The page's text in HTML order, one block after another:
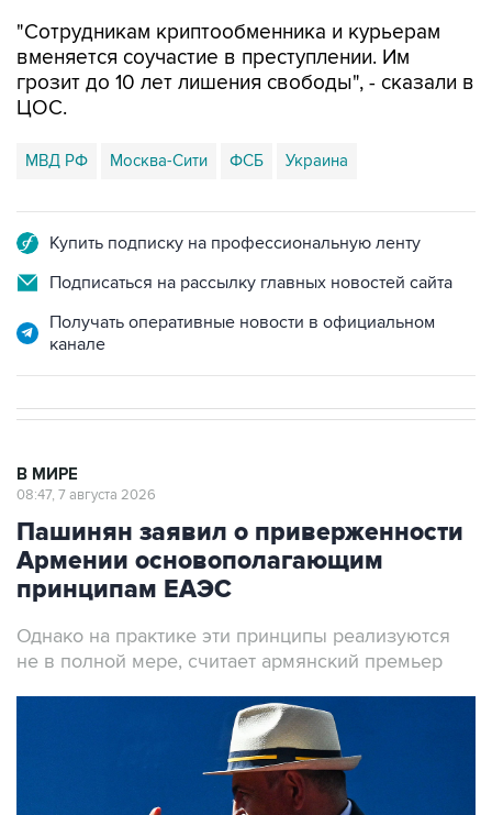
"Сотрудникам криптообменника и курьерам
вменяется соучастие в преступлении. Им
грозит до 10 лет лишения свободы", - сказали в
ЦОС.
МВД РФ Москва-Сити ФСБ Украина
Купить подписку на профессиональную ленту
Подписаться на рассылку главных новостей сайта
Получать оперативные новости в официальном
канале
В МИРЕ
08:47, 7 августа 2026
Пашинян заявил о приверженности
Армении основополагающим
принципам ЕАЭС
Однако на практике эти принципы реализуются
не в полной мере, считает армянский премьер